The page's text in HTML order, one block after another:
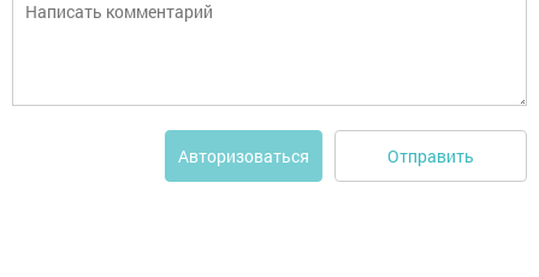
Авторизоваться Отправить